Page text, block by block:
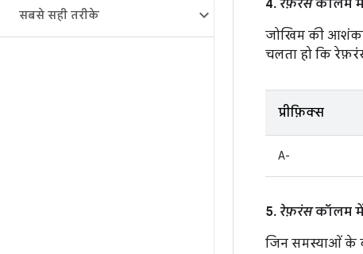
सबसे सही तरीके
4. रेफ़रंसकॉलम में
जोखिम की
चलता हो कि
प्रीफ़िक्स
A-
5. रेफ़रंसकॉलम में
जिन समस्याओं के